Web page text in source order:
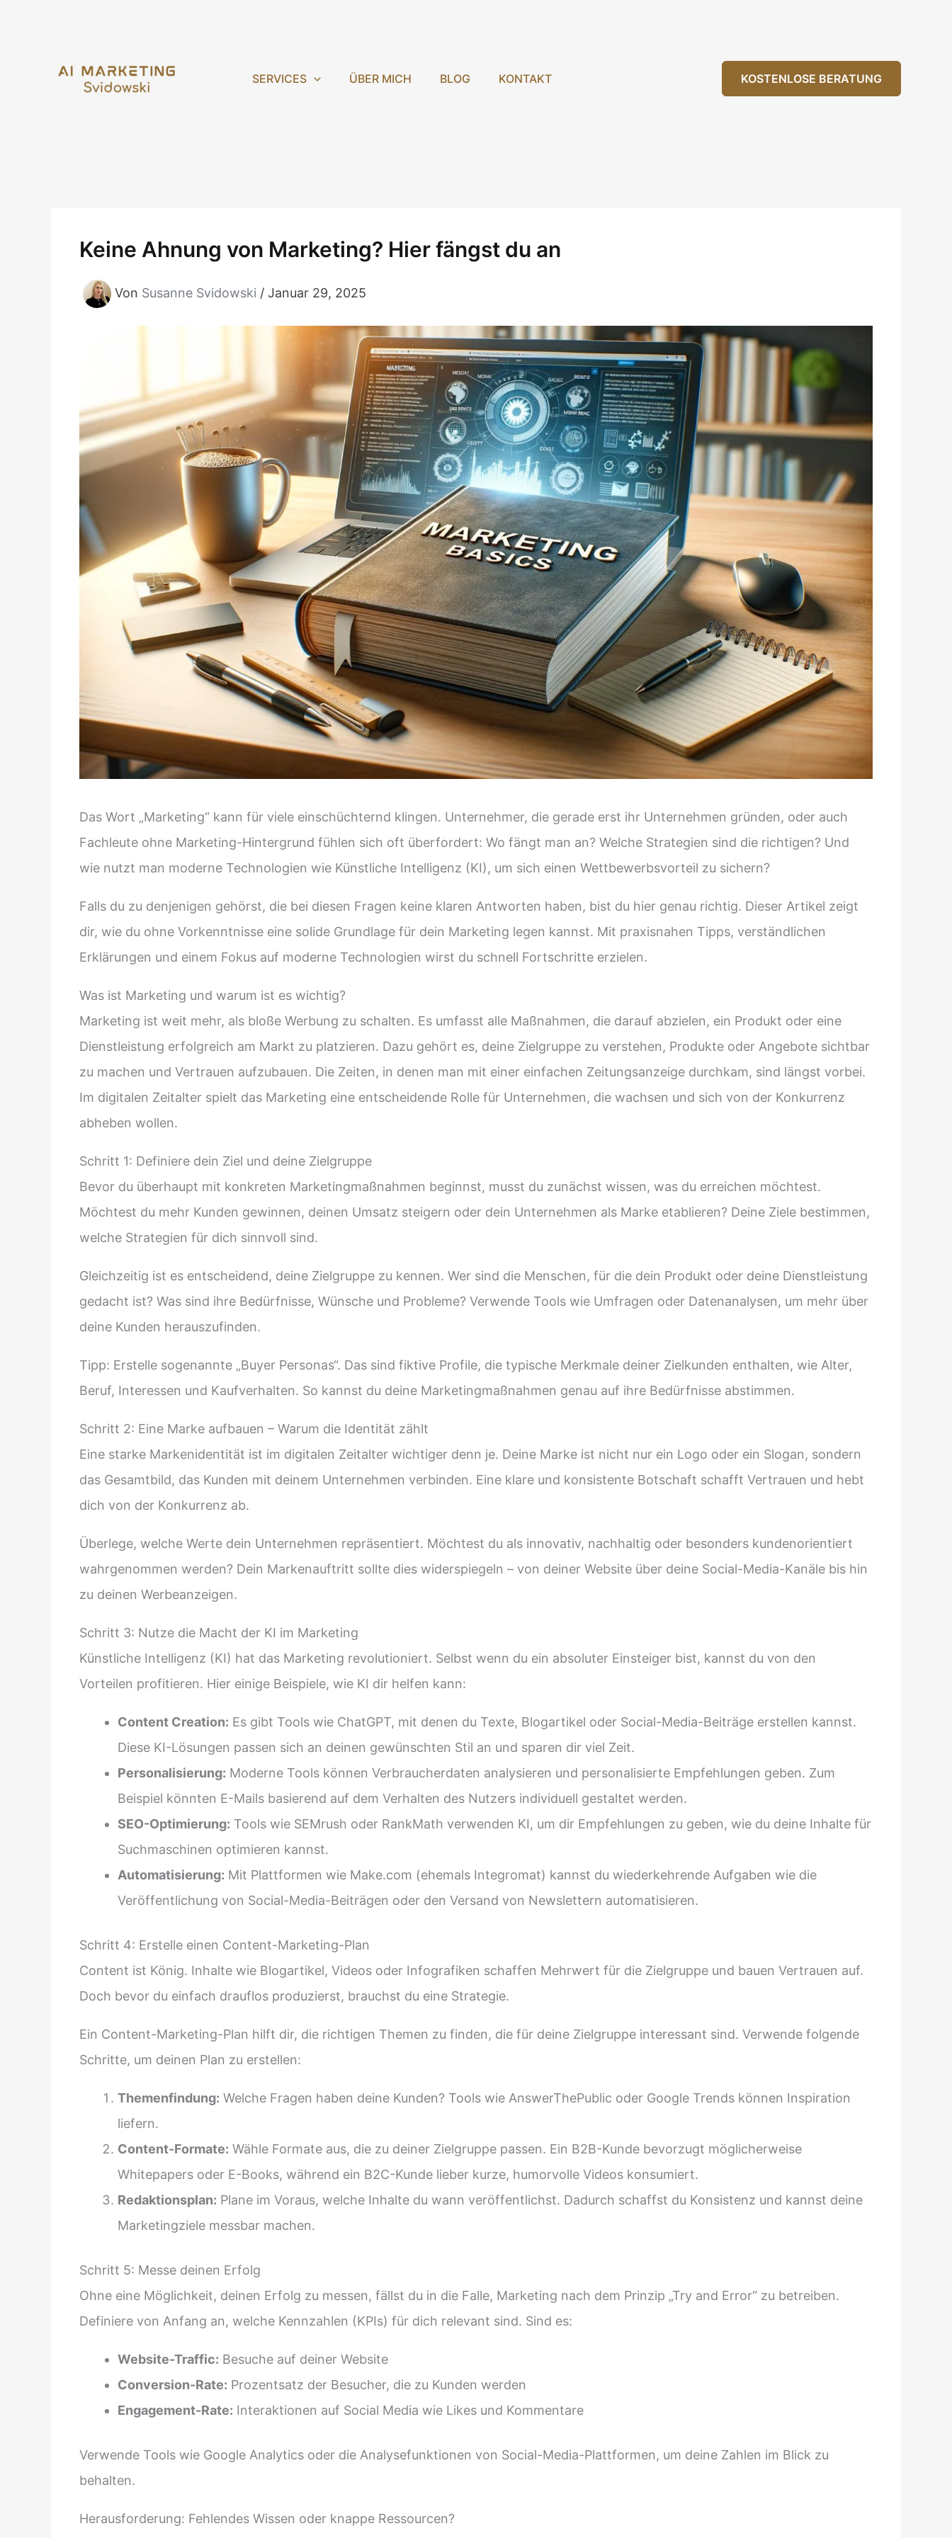
SERVICES ÜBER MICH BLOG KONTAKT KOSTENLOSE BERATUNG
Keine Ahnung von Marketing? Hier fängst du an
Von Susanne Svidowski / Januar 29, 2025
Das Wort „Marketing“ kann für viele einschüchternd klingen. Unternehmer, die gerade erst ihr Unternehmen gründen, oder auch
Fachleute ohne Marketing-Hintergrund fühlen sich oft überfordert: Wo fängt man an? Welche Strategien sind die richtigen? Und
wie nutzt man moderne Technologien wie Künstliche Intelligenz (KI), um sich einen Wettbewerbsvorteil zu sichern?
Falls du zu denjenigen gehörst, die bei diesen Fragen keine klaren Antworten haben, bist du hier genau richtig. Dieser Artikel zeigt
dir, wie du ohne Vorkenntnisse eine solide Grundlage für dein Marketing legen kannst. Mit praxisnahen Tipps, verständlichen
Erklärungen und einem Fokus auf moderne Technologien wirst du schnell Fortschritte erzielen.
Was ist Marketing und warum ist es wichtig?
Marketing ist weit mehr, als bloße Werbung zu schalten. Es umfasst alle Maßnahmen, die darauf abzielen, ein Produkt oder eine
Dienstleistung erfolgreich am Markt zu platzieren. Dazu gehört es, deine Zielgruppe zu verstehen, Produkte oder Angebote sichtbar
zu machen und Vertrauen aufzubauen. Die Zeiten, in denen man mit einer einfachen Zeitungsanzeige durchkam, sind längst vorbei.
Im digitalen Zeitalter spielt das Marketing eine entscheidende Rolle für Unternehmen, die wachsen und sich von der Konkurrenz
abheben wollen.
Schritt 1: Definiere dein Ziel und deine Zielgruppe
Bevor du überhaupt mit konkreten Marketingmaßnahmen beginnst, musst du zunächst wissen, was du erreichen möchtest.
Möchtest du mehr Kunden gewinnen, deinen Umsatz steigern oder dein Unternehmen als Marke etablieren? Deine Ziele bestimmen,
welche Strategien für dich sinnvoll sind.
Gleichzeitig ist es entscheidend, deine Zielgruppe zu kennen. Wer sind die Menschen, für die dein Produkt oder deine Dienstleistung
gedacht ist? Was sind ihre Bedürfnisse, Wünsche und Probleme? Verwende Tools wie Umfragen oder Datenanalysen, um mehr über
deine Kunden herauszufinden.
Tipp: Erstelle sogenannte „Buyer Personas“. Das sind fiktive Profile, die typische Merkmale deiner Zielkunden enthalten, wie Alter,
Beruf, Interessen und Kaufverhalten. So kannst du deine Marketingmaßnahmen genau auf ihre Bedürfnisse abstimmen.
Schritt 2: Eine Marke aufbauen – Warum die Identität zählt
Eine starke Markenidentität ist im digitalen Zeitalter wichtiger denn je. Deine Marke ist nicht nur ein Logo oder ein Slogan, sondern
das Gesamtbild, das Kunden mit deinem Unternehmen verbinden. Eine klare und konsistente Botschaft schafft Vertrauen und hebt
dich von der Konkurrenz ab.
Überlege, welche Werte dein Unternehmen repräsentiert. Möchtest du als innovativ, nachhaltig oder besonders kundenorientiert
wahrgenommen werden? Dein Markenauftritt sollte dies widerspiegeln – von deiner Website über deine Social-Media-Kanäle bis hin
zu deinen Werbeanzeigen.
Schritt 3: Nutze die Macht der KI im Marketing
Künstliche Intelligenz (KI) hat das Marketing revolutioniert. Selbst wenn du ein absoluter Einsteiger bist, kannst du von den
Vorteilen profitieren. Hier einige Beispiele, wie KI dir helfen kann:
Content Creation: Es gibt Tools wie ChatGPT, mit denen du Texte, Blogartikel oder Social-Media-Beiträge erstellen kannst.
Diese KI-Lösungen passen sich an deinen gewünschten Stil an und sparen dir viel Zeit.
Personalisierung: Moderne Tools können Verbraucherdaten analysieren und personalisierte Empfehlungen geben. Zum
Beispiel könnten E-Mails basierend auf dem Verhalten des Nutzers individuell gestaltet werden.
SEO-Optimierung: Tools wie SEMrush oder RankMath verwenden KI, um dir Empfehlungen zu geben, wie du deine Inhalte für
Suchmaschinen optimieren kannst.
Automatisierung: Mit Plattformen wie Make.com (ehemals Integromat) kannst du wiederkehrende Aufgaben wie die
Veröffentlichung von Social-Media-Beiträgen oder den Versand von Newslettern automatisieren.
Schritt 4: Erstelle einen Content-Marketing-Plan
Content ist König. Inhalte wie Blogartikel, Videos oder Infografiken schaffen Mehrwert für die Zielgruppe und bauen Vertrauen auf.
Doch bevor du einfach drauflos produzierst, brauchst du eine Strategie.
Ein Content-Marketing-Plan hilft dir, die richtigen Themen zu finden, die für deine Zielgruppe interessant sind. Verwende folgende
Schritte, um deinen Plan zu erstellen:
Themenfindung: Welche Fragen haben deine Kunden? Tools wie AnswerThePublic oder Google Trends können Inspiration
liefern.
Content-Formate: Wähle Formate aus, die zu deiner Zielgruppe passen. Ein B2B-Kunde bevorzugt möglicherweise
Whitepapers oder E-Books, während ein B2C-Kunde lieber kurze, humorvolle Videos konsumiert.
Redaktionsplan: Plane im Voraus, welche Inhalte du wann veröffentlichst. Dadurch schaffst du Konsistenz und kannst deine
Marketingziele messbar machen.
Schritt 5: Messe deinen Erfolg
Ohne eine Möglichkeit, deinen Erfolg zu messen, fällst du in die Falle, Marketing nach dem Prinzip „Try and Error“ zu betreiben.
Definiere von Anfang an, welche Kennzahlen (KPIs) für dich relevant sind. Sind es:
Website-Traffic: Besuche auf deiner Website
Conversion-Rate: Prozentsatz der Besucher, die zu Kunden werden
Engagement-Rate: Interaktionen auf Social Media wie Likes und Kommentare
Verwende Tools wie Google Analytics oder die Analysefunktionen von Social-Media-Plattformen, um deine Zahlen im Blick zu
behalten.
Herausforderung: Fehlendes Wissen oder knappe Ressourcen?